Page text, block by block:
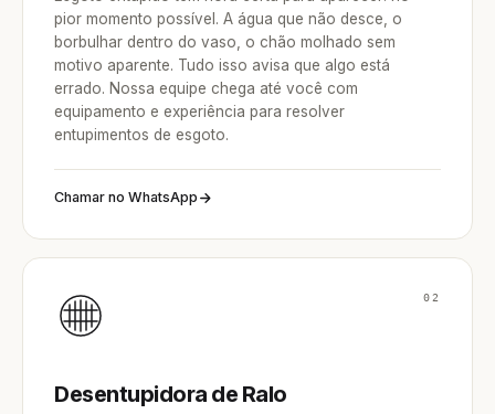
pior momento possível. A água que não desce, o
borbulhar dentro do vaso, o chão molhado sem
motivo aparente. Tudo isso avisa que algo está
errado. Nossa equipe chega até você com
equipamento e experiência para resolver
entupimentos de esgoto.
Chamar no WhatsApp
02
Desentupidora de Ralo